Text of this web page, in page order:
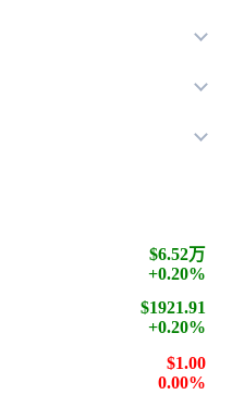
$6.52万
+0.20%
$1921.91
+0.20%
$1.00
0.00%